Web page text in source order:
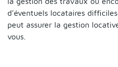
d’éventuels locataires difficiles,
peut assurer la gestion
vous.